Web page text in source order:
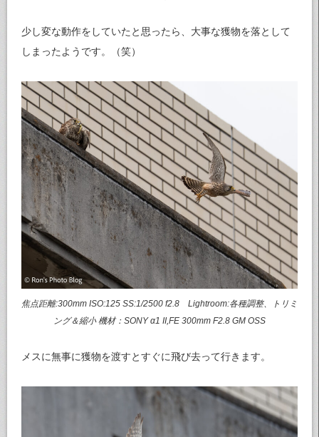
少し変な動作をしていたと思ったら、大事な獲物を落として
しまったようです。（笑）
焦点距離:300mm ISO:125 SS:1/2500 f2.8 Lightroom:各種調整、トリミ
ング＆縮小 機材：SONY α1 II,FE 300mm F2.8 GM OSS
メスに無事に獲物を渡すとすぐに飛び去って行きます。